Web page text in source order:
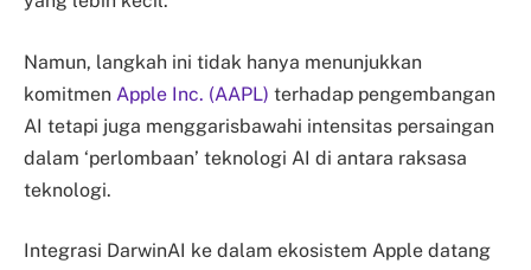
Namun, langkah ini tidak hanya menunjukkan
komitmen Apple Inc. (AAPL) terhadap pengembangan
AI tetapi juga menggarisbawahi intensitas persaingan
dalam ‘perlombaan’ teknologi AI di antara raksasa
teknologi.
Integrasi DarwinAI ke dalam ekosistem Apple datang